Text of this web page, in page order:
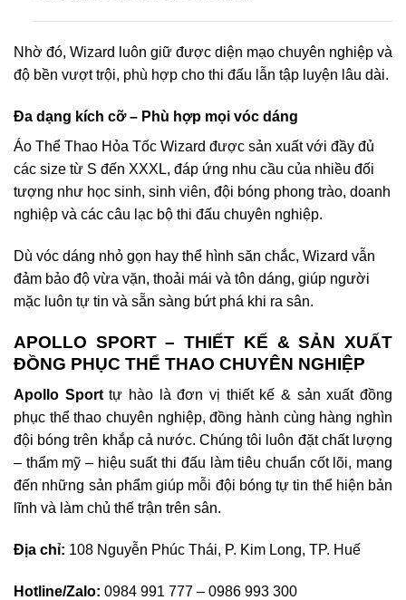
Nhờ đó, Wizard luôn giữ được diện mạo chuyên nghiệp và
độ bền vượt trội, phù hợp cho thi đấu lẫn tập luyện lâu dài.
Đa dạng kích cỡ – Phù hợp mọi vóc dáng
Áo Thể Thao Hỏa Tốc Wizard được sản xuất với đầy đủ
các size từ S đến XXXL, đáp ứng nhu cầu của nhiều đối
tượng như học sinh, sinh viên, đội bóng phong trào, doanh
nghiệp và các câu lạc bộ thi đấu chuyên nghiệp.
Dù vóc dáng nhỏ gọn hay thể hình săn chắc, Wizard vẫn
đảm bảo độ vừa vặn, thoải mái và tôn dáng, giúp người
mặc luôn tự tin và sẵn sàng bứt phá khi ra sân.
APOLLO SPORT – THIẾT KẾ & SẢN XUẤT
ĐỒNG PHỤC THỂ THAO CHUYÊN NGHIỆP
Apollo Sporttự hào là đơn vị thiết kế & sản xuất đồng
phục thể thao chuyên nghiệp, đồng hành cùng hàng nghìn
đội bóng trên khắp cả nước. Chúng tôi luôn đặt chất lượng
– thẩm mỹ – hiệu suất thi đấu làm tiêu chuẩn cốt lõi, mang
đến những sản phẩm giúp mỗi đội bóng tự tin thể hiện bản
lĩnh và làm chủ thế trận trên sân.
Địa chỉ: 108 Nguyễn Phúc Thái, P. Kim Long, TP. Huế
Hotline/Zalo: 0984 991 777 – 0986 993 300